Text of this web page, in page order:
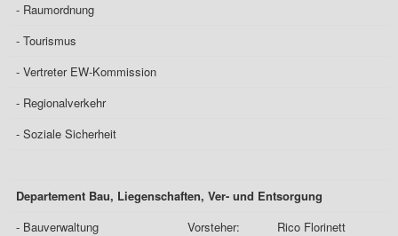
- Raumordnung
- Tourismus
- Vertreter EW-Kommission
- Regionalverkehr
- Soziale Sicherheit
Departement Bau, Liegenschaften, Ver- und Entsorgung
- Bauverwaltung
Vorsteher:
Rico Florinett